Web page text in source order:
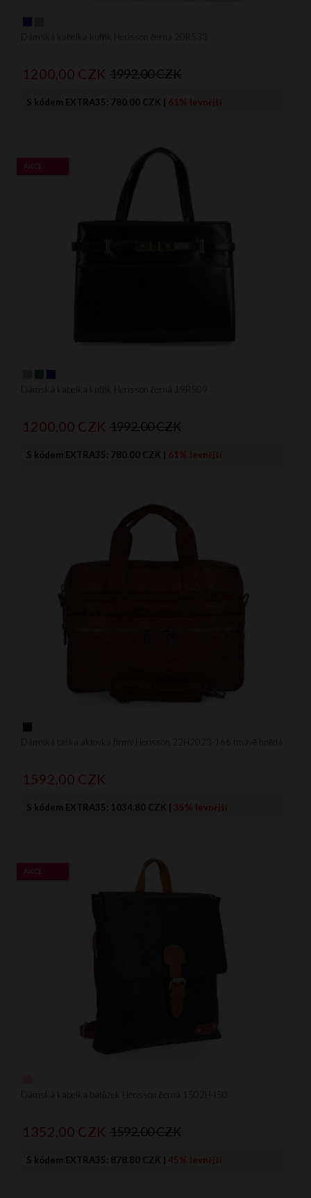
Dámská kabelka kufřík Herisson černá 20R533
1200,00 CZK 1992,00 CZK
S kódem EXTRA35: 780.00 CZK | 61% levnější
Dámská kabelka kufřík Herisson černá 19R509
AKCE
1200,00 CZK 1992,00 CZK
S kódem EXTRA35: 780.00 CZK | 61% levnější
Dámská taška aktovka firmy Herisson 22H2023-166 tmavě hnědá
1592,00 CZK
S kódem EXTRA35: 1034.80 CZK | 35% levnější
Dámská kabelka batůžek Herisson černá 1502H450
AKCE
1352,00 CZK 1592,00 CZK
S kódem EXTRA35: 878.80 CZK | 45% levnější